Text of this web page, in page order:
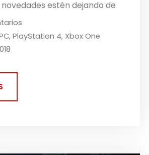
estén dejando de
¡ni mucho menos!
Remedy Studios dieron la
la conferencia de Sony
,PlayStation 4, Xbox One